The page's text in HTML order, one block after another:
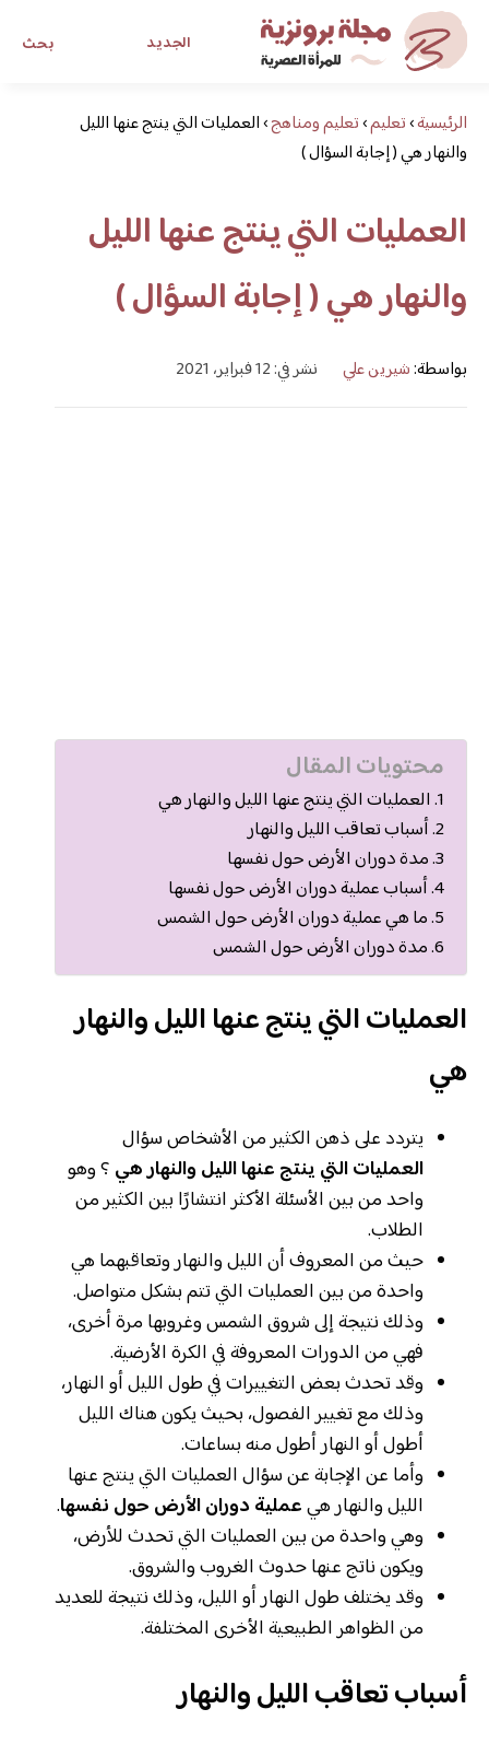
بحث الجديد
مجلة برونزية للفتاة العصريةالرئيسية›تعليم›تعليم ومناهج›العمليات التي ينتج عنها الليل
والنهار هي ( إجابة السؤال )
العمليات التي ينتج عنها الليل
والنهار هي ( إجابة السؤال )
بواسطة:شيرين علي نشر في: 12 فبراير، 2021
محتويات المقال
العمليات التي ينتج عنها الليل والنهار هي
أسباب تعاقب الليل والنهار
مدة دوران الأرض حول نفسها
أسباب عملية دوران الأرض حول نفسها
ما هي عملية دوران الأرض حول الشمس
مدة دوران الأرض حول الشمس
العمليات التي ينتج عنها الليل والنهار
هي
يتردد على ذهن الكثير من الأشخاص سؤال
العمليات التي ينتج عنها الليل والنهار هي ؟ وهو
واحد من بين الأسئلة الأكثر انتشارًا بين الكثير من
الطلاب.
حيث من المعروف أن الليل والنهار وتعاقبهما هي
واحدة من بين العمليات التي تتم بشكل متواصل.
وذلك نتيجة إلى شروق الشمس وغروبها مرة أخرى،
فهي من الدورات المعروفة في الكرة الأرضية.
وقد تحدث بعض التغييرات في طول الليل أو النهار،
وذلك مع تغيير الفصول، بحيث يكون هناك الليل
أطول أو النهار أطول منه بساعات.
وأما عن الإجابة عن سؤال العمليات التي ينتج عنها
الليل والنهار هيعملية دوران الأرض حول نفسها.
وهي واحدة من بين العمليات التي تحدث للأرض،
ويكون ناتج عنها حدوث الغروب والشروق.
وقد يختلف طول النهار أو الليل، وذلك نتيجة للعديد
من الظواهر الطبيعية الأخرى المختلفة.
أسباب تعاقب الليل والنهار